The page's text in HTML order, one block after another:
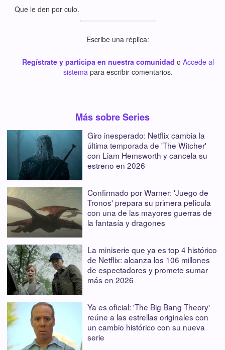
Que le den por culo.
Escribe una réplica:
Regístrate y participa en nuestra comunidad o Accede al
sistemapara escribir comentarios.
Más sobre Series
Giro inesperado: Netflix cambia la
última temporada de 'The Witcher'
con Liam Hemsworth y cancela su
estreno en 2026
Confirmado por Warner: 'Juego de
Tronos' prepara su primera película
con una de las mayores guerras de
la fantasía y dragones
La miniserie que ya es top 4 histórico
de Netflix: alcanza los 106 millones
de espectadores y promete sumar
más en 2026
Ya es oficial: 'The Big Bang Theory'
reúne a las estrellas originales con
un cambio histórico con su nueva
serie